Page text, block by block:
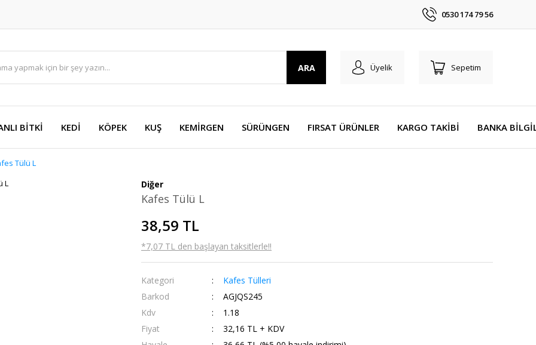
0530 174 79 56
ARA Üyelik Sepetim
BİTKİ KEDİ KÖPEK KUŞ KEMİRGEN SÜRÜNGEN FIRSAT ÜRÜNLER KARGO TAKİBİ BANKA
Tülü L
Diğer
Kafes Tülü L
38,59 TL
*7,07 TL den başlayan taksitlerle!!
Kategori
Kafes Tülleri
Barkod
AGJQS245
Kdv
1.18
Fiyat
32,16 TL + KDV